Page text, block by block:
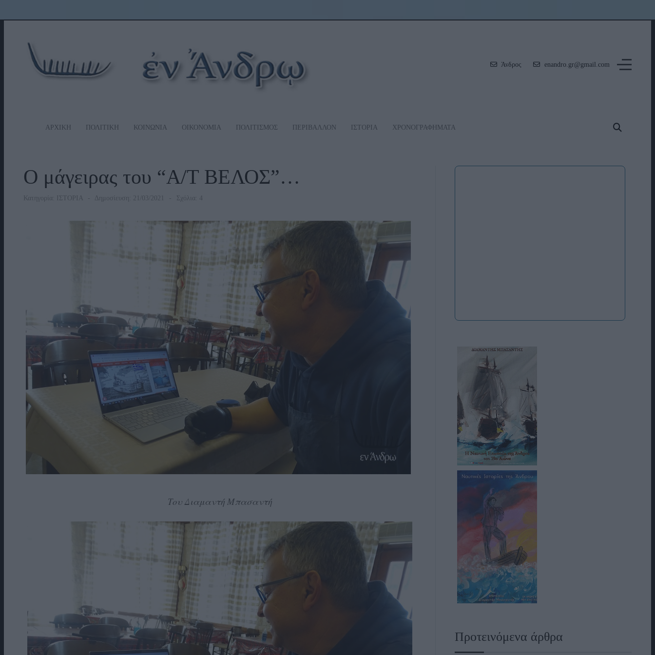
Άνδρος enandro.gr@gmail.com
ΑΡΧΙΚΗ ΠΟΛΙΤΙΚΗ ΚΟΙΝΩΝΙΑ ΟΙΚΟΝΟΜΙΑ ΠΟΛΙΤΙΣΜΟΣ ΠΕΡΙΒΑΛΛΟΝ ΙΣΤΟΡΙΑ ΧΡΟΝΟΓΡΑΦΗΜΑΤΑ
Ο μάγειρας του “Α/Τ ΒΕΛΟΣ”…
Κατηγορία: ΙΣΤΟΡΙΑ Δημοσίευση: 21/03/2021 Σχόλια: 4
Του Διαμαντή Μπασαντή
Προτεινόμενα άρθρα